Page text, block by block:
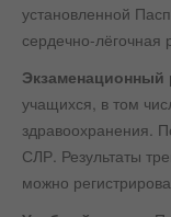
установленной
сердечно-лёгочная
Экзаменационный
учащихся, в том
здравоохранения.
СЛР. Результаты
можно